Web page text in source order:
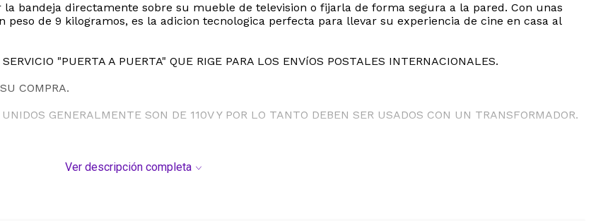
bandeja directamente sobre su mueble de television o fijarla de forma segura a la pared. Con unas
peso de 9 kilogramos, es la adicion tecnologica perfecta para llevar su experiencia de cine en casa al
"PUERTA A PUERTA" QUE RIGE PARA LOS ENVíOS POSTALES INTERNACIONALES.
COMPRA.
GENERALMENTE SON DE 110V Y POR LO TANTO DEBEN SER USADOS CON UN TRANSFORMADOR.
Ver descripción completa